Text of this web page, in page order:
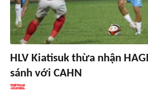
HLV Kiatisuk thừa nhận
sánh với CAHN